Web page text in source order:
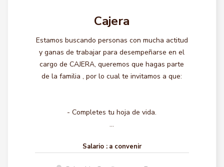
Cajera
Estamos buscando personas con mucha actitud
y ganas de trabajar para desempeñarse en el
cargo de CAJERA, queremos que hagas parte
de la familia , por lo cual te invitamos a que:
- Completes tu hoja de vida.
...
Salario : a convenir